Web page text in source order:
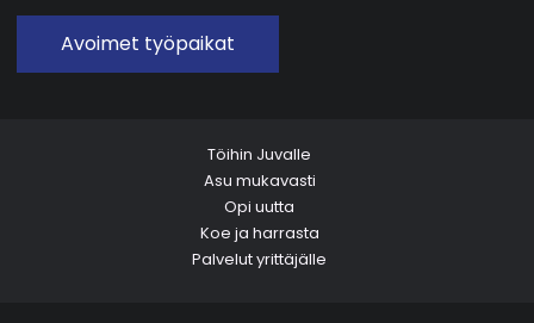
Avoimet työpaikat
Töihin Juvalle
Asu mukavasti
Opi uutta
Koe ja harrasta
Palvelut yrittäjälle